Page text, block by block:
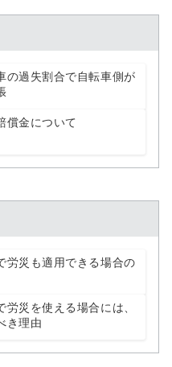
の過失割合で自転車側が
償金について
労災も適用できる場合の
労災を使える場合には、
き理由